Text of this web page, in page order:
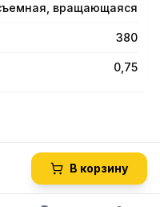
вращающаяся
380
0,75
В корзину